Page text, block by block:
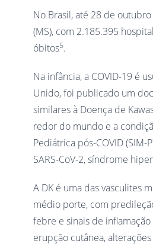
No Brasil, até 28 de
(MS), com 2.185.395
óbitos5.
Na infância, a COVID-19 é
Unido, foi publicado um
similares à Doença de
redor do mundo e a
Pediátrica pós-COVID
SARS-CoV-2, síndrome
A DK é uma das vasculites
médio porte, com
febre e sinais de
erupção cutânea,